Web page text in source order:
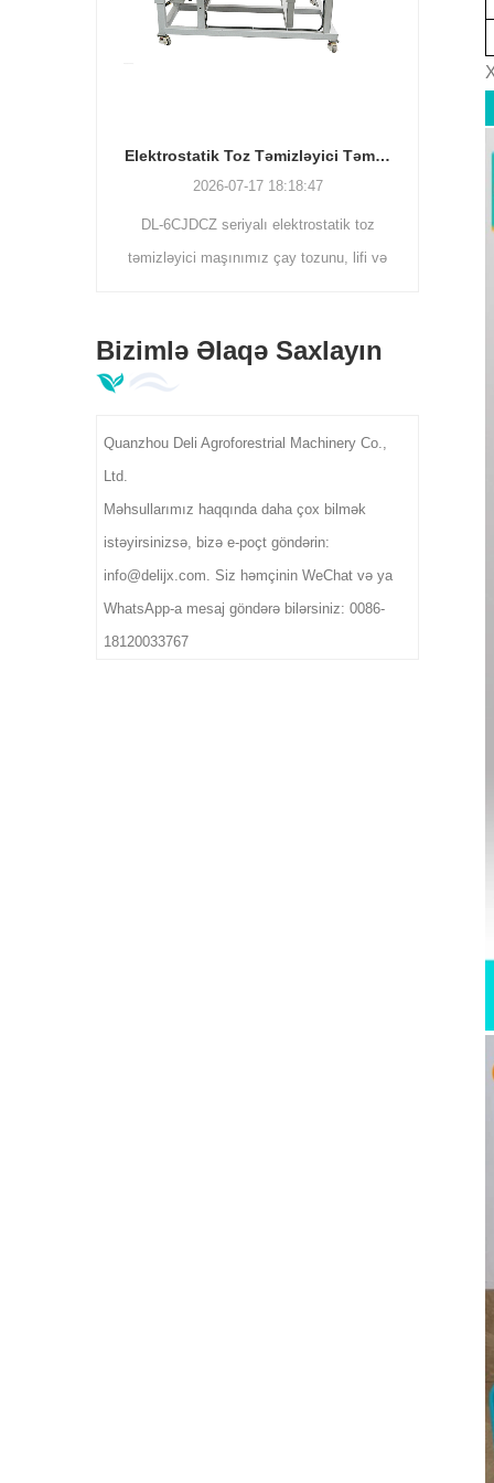
2026-07-11 17:33:24
Bizimlə Əlaqə Saxlayın
Quanzhou Deli Agroforestrial Machinery Co.,
Ltd.
Məhsullarımız haqqında daha çox bilmək
istəyirsinizsə, bizə e-poçt göndərin:
info@delijx.com. Siz həmçinin WeChat və ya
WhatsApp-a mesaj göndərə bilərsiniz: 0086-
18120033767